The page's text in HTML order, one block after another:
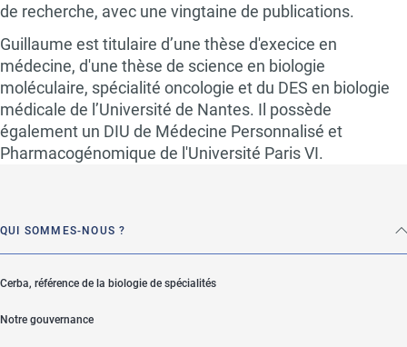
de recherche, avec une vingtaine de publications.
Guillaume est titulaire d’une thèse d'execice en
médecine, d'une thèse de science en biologie
moléculaire, spécialité oncologie et du DES en biologie
médicale de l’Université de Nantes. Il possède
également un DIU de Médecine Personnalisé et
Pharmacogénomique de l'Université Paris VI.
QUI SOMMES-NOUS ?
Cerba, référence de la biologie de spécialités
Notre gouvernance